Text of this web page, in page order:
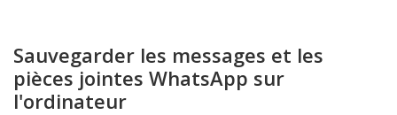
Sauvegarder les messages et les
pièces jointes WhatsApp sur
l'ordinateur